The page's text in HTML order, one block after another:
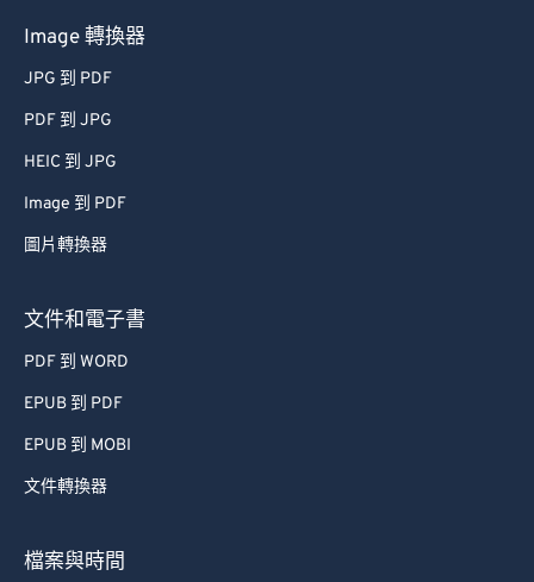
Image 轉換器
JPG 到 PDF
PDF 到 JPG
HEIC 到 JPG
Image 到 PDF
圖片轉換器
文件和電子書
PDF 到 WORD
EPUB 到 PDF
EPUB 到 MOBI
文件轉換器
檔案與時間